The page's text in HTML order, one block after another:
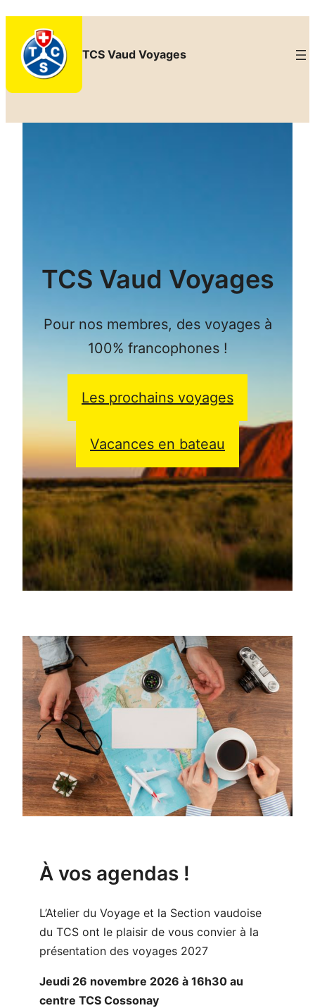
contenu
TCS Vaud Voyages
TCS Vaud Voyages
Pour nos membres, des voyages à
100% francophones !
Les prochains voyages
Vacances en bateau
À vos agendas !
L’Atelier du Voyage et la Section vaudoise
du TCS ont le plaisir de vous convier à la
présentation des voyages 2027
Jeudi 26 novembre 2026 à 16h30 au
centre TCS Cossonay